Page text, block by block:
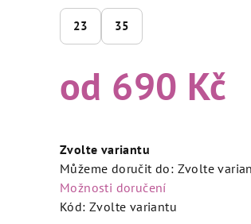
23 35
od 690 Kč
cena:
Zvolte variantu
Můžeme doručit do: Zvolte
Možnosti doručení
Kód: Zvolte variantu